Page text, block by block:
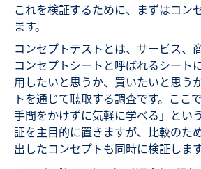
これを検証するために、まずはコン
ます。
コンセプトテストとは、サービス、
コンセプトシートと呼ばれるシート
用したいと思うか、買いたいと思う
トを通じて聴取する調査です。ここ
手間をかけずに気軽に学べる」とい
証を主目的に置きますが、比較のた
出したコンセプトも同時に検証します